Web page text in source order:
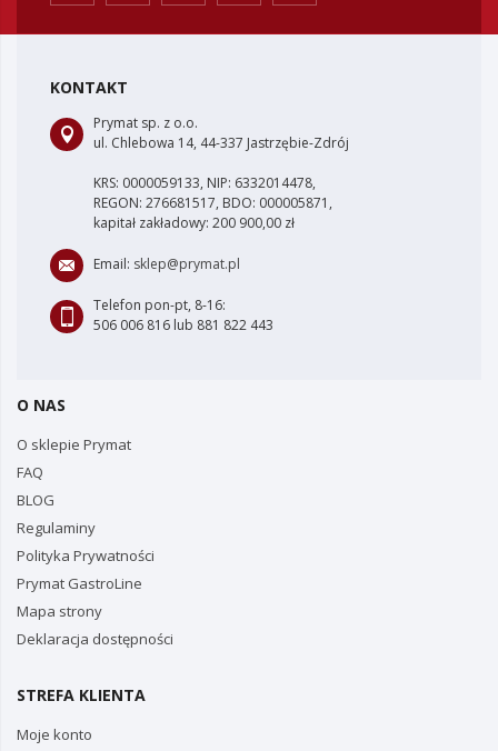
KONTAKT
Prymat sp. z o.o.
ul. Chlebowa 14, 44-337 Jastrzębie-Zdrój
KRS: 0000059133, NIP: 6332014478,
REGON: 276681517, BDO: 000005871,
kapitał zakładowy: 200 900,00 zł
Email: sklep@prymat.pl
Telefon pon-pt, 8-16:
506 006 816 lub 881 822 443
O NAS
O sklepie Prymat
FAQ
BLOG
Regulaminy
Polityka Prywatności
Prymat GastroLine
Mapa strony
Deklaracja dostępności
STREFA KLIENTA
Moje konto